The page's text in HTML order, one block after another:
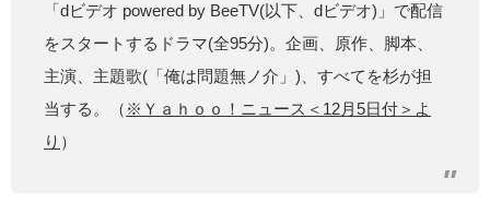
「dビデオ powered by BeeTV(以下、dビデオ)」で配信
をスタートするドラマ(全95分)。企画、原作、脚本、
主演、主題歌(「俺は問題無ノ介」)、すべてを杉が担
当する。（ ※Ｙａｈｏｏ！ニュース＜12月5日付＞よ
り ）